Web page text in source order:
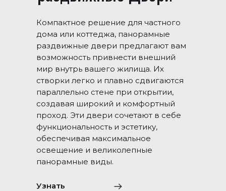
Узнать
Компактное решение для частного
дома или коттеджа, панорамные
раздвижные двери предлагают вам
возможность привнести внешний
мир внутрь вашего жилища. Их
створки легко и плавно сдвигаются
параллельно стене при открытии,
создавая широкий и комфортный
проход. Эти двери сочетают в себе
функциональность и эстетику,
обеспечивая максимальное
освещение и великолепные
панорамные виды.